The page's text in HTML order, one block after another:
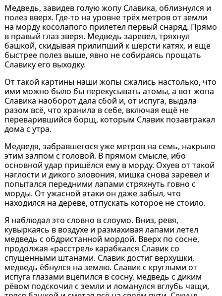
Медведь, завидев голую жопу Славика, облизнулся и
полез вверх. Где-то на уровне трёх метров от земли
на морду косолапого прилетел первый снаряд. Прямо
в правый глаз зверя. Медведь заревел, тряхнул
башкой, скидывая прилипший к шерсти катях, и ещё
быстрее полез выше, явно не собираясь прощать
Славику его выходку.
От такой картины наши жопы сжались настолько, что
ими можно было бы перекусывать атомы, а вот жопа
Славика наоборот дала сбой и, от испуга, выдала
разом всё, что хранила в себе, включая ещё не
переварившийся борщ, которым Славик позавтракал
дома с утра.
Медведя, забравшегося уже метров на семь, накрыло
этим залпом с головой. В прямом смысле, ибо
основной удар пришёлся ему в морду. Охуев от такой
наглости и дикого зловония, мишка снова заревел и
попытался передними лапами стряхнуть говно с
морды. От ужасной атаки он даже забыл, что
находился на дереве, отпускать которое не стоило.
Я наблюдал это словно в слоумо. Вниз, ревя,
кувыркаясь в воздухе и размахивая лапами летел
медведь с обдристанной мордой. Вверх по сосне,
продолжая «расстрел» карабкался Славик со
спущенными штанами. Славик достиг верхушки,
медведь ёбнулся на землю. Славик с круглыми от
испуга глазами вцепился в сосну, медведь с диким
рёвом подскочил с земли и ломанулся вглубь чащи,